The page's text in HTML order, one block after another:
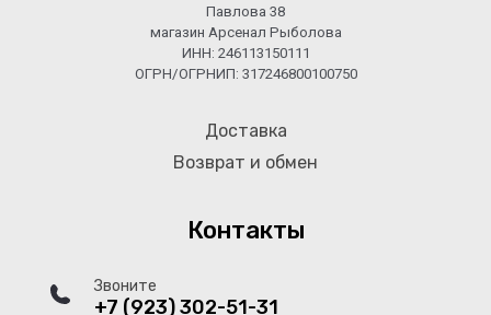
Павлова 38
магазин Арсенал Рыболова
ИНН: 246113150111
ОГРН/ОГРНИП: 317246800100750
Доставка
Возврат и обмен
Контакты
Звоните
+7 (923) 302-51-31